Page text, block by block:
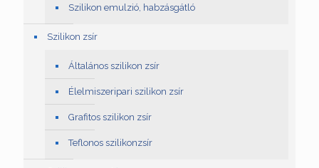
Szilikon emulzió, habzásgátló
Szilikon zsír
Általános szilikon zsír
Élelmiszeripari szilikon zsír
Grafitos szilikon zsír
Teflonos szilikonzsír